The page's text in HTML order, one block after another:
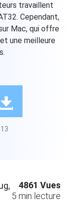
travaillent
Cependant,
Mac, qui offre
une meilleure
4861 Vues
5 min lecture